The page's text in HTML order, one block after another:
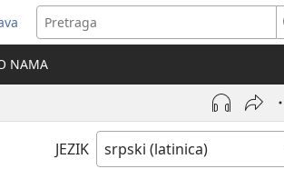
NAMA
JEZIK